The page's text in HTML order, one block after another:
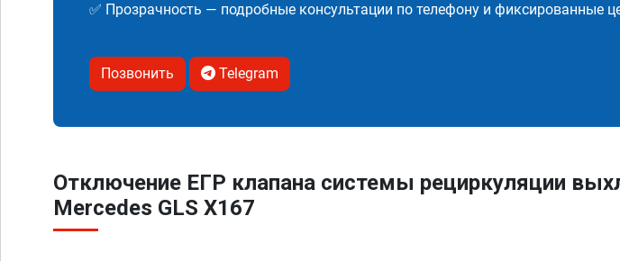
✅ Прозрачность — подробные консультации по телефону и фиксированные
Позвонить Telegram
Отключение ЕГР клапана системы рециркуляции
Mercedes GLS X167